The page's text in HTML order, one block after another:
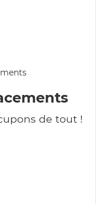
de tout !